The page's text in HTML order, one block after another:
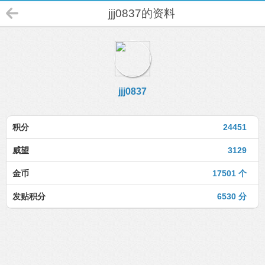
jjj0837的资料
jjj0837
24451
积分
3129
威望
17501 个
金币
6530 分
发贴积分